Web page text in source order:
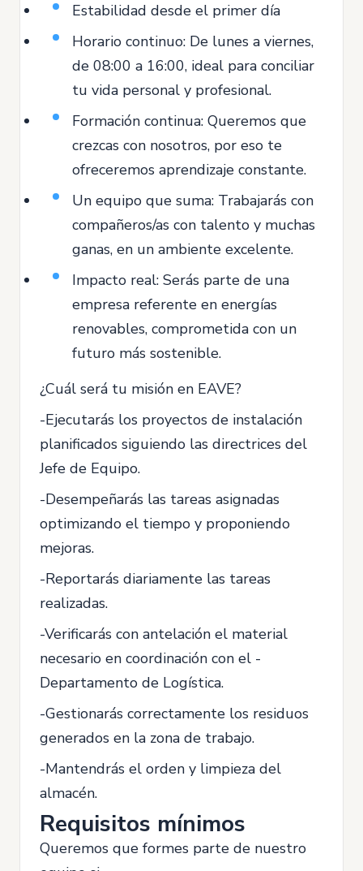
Estabilidad desde el primer día
Horario continuo: De lunes a viernes,
de 08:00 a 16:00, ideal para conciliar
tu vida personal y profesional.
Formación continua: Queremos que
crezcas con nosotros, por eso te
ofreceremos aprendizaje constante.
Un equipo que suma: Trabajarás con
compañeros/as con talento y muchas
ganas, en un ambiente excelente.
Impacto real: Serás parte de una
empresa referente en energías
renovables, comprometida con un
futuro más sostenible.
¿Cuál será tu misión en EAVE?
-Ejecutarás los proyectos de instalación
planificados siguiendo las directrices del
Jefe de Equipo.
-Desempeñarás las tareas asignadas
optimizando el tiempo y proponiendo
mejoras.
-Reportarás diariamente las tareas
realizadas.
-Verificarás con antelación el material
necesario en coordinación con el -
Departamento de Logística.
-Gestionarás correctamente los residuos
generados en la zona de trabajo.
-Mantendrás el orden y limpieza del
almacén.
Requisitos mínimos
Queremos que formes parte de nuestro